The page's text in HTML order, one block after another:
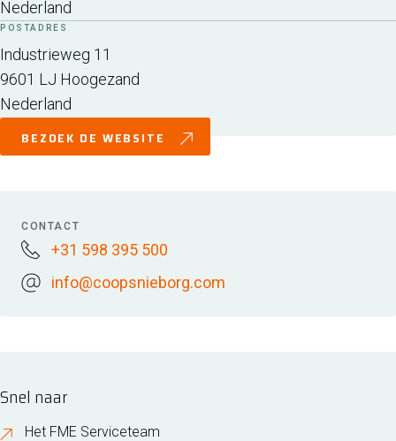
Nederland
POSTADRES
Industrieweg 11
9601 LJ Hoogezand
Nederland
BEZOEK DE WEBSITE
CONTACT
+31 598 395 500
info@coopsnieborg.com
Snel naar
Het FME Serviceteam